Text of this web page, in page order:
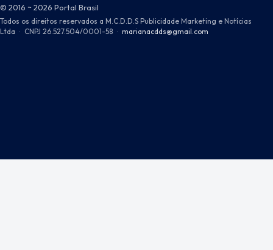
© 2016 ~ 2026 Portal Brasil
Todos os direitos reservados a M.C.D.D.S Publicidade Marketing e Notícias
Ltda · CNPJ 26.527.504/0001-58 · marianacdds@gmail.com